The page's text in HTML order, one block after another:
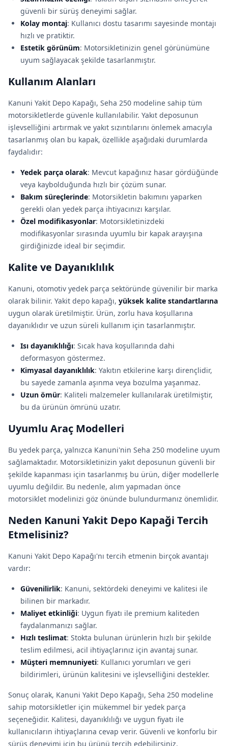
güvenli bir sürüş deneyimi sağlar.
Kolay montaj: Kullanıcı dostu tasarımı sayesinde montajı
hızlı ve pratiktir.
Estetik görünüm: Motorsikletinizin genel görünümüne
uyum sağlayacak şekilde tasarlanmıştır.
Kullanım Alanları
Kanuni Yakit Depo Kapağı, Seha 250 modeline sahip tüm
motorsikletlerde güvenle kullanılabilir. Yakıt deposunun
işlevselliğini artırmak ve yakıt sızıntılarını önlemek amacıyla
tasarlanmış olan bu kapak, özellikle aşağıdaki durumlarda
faydalıdır:
Yedek parça olarak: Mevcut kapağınız hasar gördüğünde
veya kaybolduğunda hızlı bir çözüm sunar.
Bakım süreçlerinde: Motorsikletin bakımını yaparken
gerekli olan yedek parça ihtiyacınızı karşılar.
Özel modifikasyonlar: Motorsikletinizdeki
modifikasyonlar sırasında uyumlu bir kapak arayışına
girdiğinizde ideal bir seçimdir.
Kalite ve Dayanıklılık
Kanuni, otomotiv yedek parça sektöründe güvenilir bir marka
olarak bilinir. Yakit depo kapağı, yüksek kalite standartlarına
uygun olarak üretilmiştir. Ürün, zorlu hava koşullarına
dayanıklıdır ve uzun süreli kullanım için tasarlanmıştır.
Isı dayanıklılığı: Sıcak hava koşullarında dahi
deformasyon göstermez.
Kimyasal dayanıklılık: Yakıtın etkilerine karşı dirençlidir,
bu sayede zamanla aşınma veya bozulma yaşanmaz.
Uzun ömür: Kaliteli malzemeler kullanılarak üretilmiştir,
bu da ürünün ömrünü uzatır.
Uyumlu Araç Modelleri
Bu yedek parça, yalnızca Kanuni'nin Seha 250 modeline uyum
sağlamaktadır. Motorsikletinizin yakıt deposunun güvenli bir
şekilde kapanması için tasarlanmış bu ürün, diğer modellerle
uyumlu değildir. Bu nedenle, alım yapmadan önce
motorsiklet modelinizi göz önünde bulundurmanız önemlidir.
Neden Kanuni Yakit Depo Kapaği Tercih
Etmelisiniz?
Kanuni Yakit Depo Kapağı'nı tercih etmenin birçok avantajı
vardır:
Güvenilirlik: Kanuni, sektördeki deneyimi ve kalitesi ile
bilinen bir markadır.
Maliyet etkinliği: Uygun fiyatı ile premium kaliteden
faydalanmanızı sağlar.
Hızlı teslimat: Stokta bulunan ürünlerin hızlı bir şekilde
teslim edilmesi, acil ihtiyaçlarınız için avantaj sunar.
Müşteri memnuniyeti: Kullanıcı yorumları ve geri
bildirimleri, ürünün kalitesini ve işlevselliğini destekler.
Sonuç olarak, Kanuni Yakit Depo Kapağı, Seha 250 modeline
sahip motorsikletler için mükemmel bir yedek parça
seçeneğidir. Kalitesi, dayanıklılığı ve uygun fiyatı ile
kullanıcıların ihtiyaçlarına cevap verir. Güvenli ve konforlu bir
sürüş deneyimi için bu ürünü tercih edebilirsiniz.